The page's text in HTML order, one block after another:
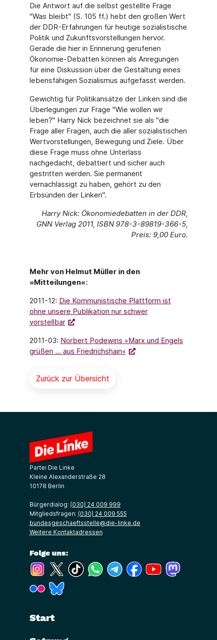
Die Antwort auf die selbst gestellte Frage
"Was bleibt" (S. 105 ff.) hebt den großen Wert
der DDR-Erfahrungen für heutige sozialistische
Politik und Zukunftsvorstellungen hervor.
Gerade die hier in Erinnerung gerufenen
Ökonomie-Debatten können als Anregungen
für eine Diskussion über die Gestaltung eines
lebensfähigen Sozialismus aufgefasst werden.
Gewichtig für Politikansätze der Linken sind die
Überlegungen zur Frage "Wie wollen wir
leben?" Harry Nick bezeichnet sie als "die
Frage aller Fragen, auch die aller sozialistischen
Wertvorstellungen, Bewegung und Ziele. Über
diese Frage muss ohne Unterlass
nachgedacht, debattiert und sicher auch
gestritten werden. Sie permanent
vernachlässigt zu haben, gehört zu den
Erbsünden der Linken".
Harry Nick: Ökonomiedebatten in der DDR,
GNN Verlag 2011, ISBN 978-3-89819-366-5,
Preis: 9,00 Euro.
Mehr von Helmut Müller in den
»Mitteilungen«:
2011-12: Die Kommunistische Plattform ist
ohne unsere Publikation nur schwer
vorstellbar
2011-03: Norbert Podewins »Marx und Engels
grüßen … aus Friedrichshain«
Zurück zur Übersicht
Partei Die Linke
Kleine Alexanderstraße 28
10178 Berlin
Bürgerdialog: (030) 24 009 999
Mitgliedsfragen: (030) 24 009 555
bundesgeschaeftsstelle@die-linke.de
Weitere Kontaktadressen
Folge uns:
(Link öffnet ein neues Fenster)
(Link öffnet ein neues Fenster)
(Link öffnet ein neues Fenster)
(Link öffnet ein neues Fenster)
(Link öffnet ein neues Fenster)
(Link öffnet ein neues
(Link öffnet ein
(Link öffnet ein neues Fenster)
Start